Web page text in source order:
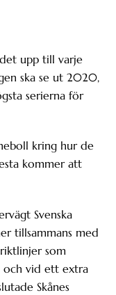
upp till varje
ska se ut 2020,
serierna för
kring hur de
kommer att
Svenska
tillsammans med
som
och vid ett extra
Skånes